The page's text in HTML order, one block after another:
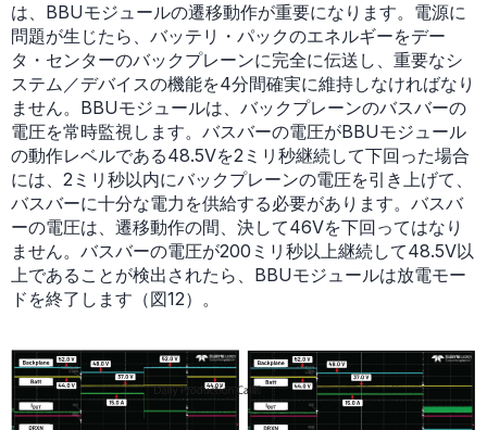
は、BBUモジュールの遷移動作が重要になります。電源に
問題が生じたら、バッテリ・パックのエネルギーをデー
タ・センターのバックプレーンに完全に伝送し、重要なシ
ステム／デバイスの機能を4分間確実に維持しなければなり
ません。BBUモジュールは、バックプレーンのバスバーの
電圧を常時監視します。バスバーの電圧がBBUモジュール
の動作レベルである48.5Vを2ミリ秒継続して下回った場合
には、2ミリ秒以内にバックプレーンの電圧を引き上げて、
バスバーに十分な電力を供給する必要があります。バスバ
ーの電圧は、遷移動作の間、決して46Vを下回ってはなり
ません。バスバーの電圧が200ミリ秒以上継続して48.5V以
上であることが検出されたら、BBUモジュールは放電モー
ドを終了します（図12）。